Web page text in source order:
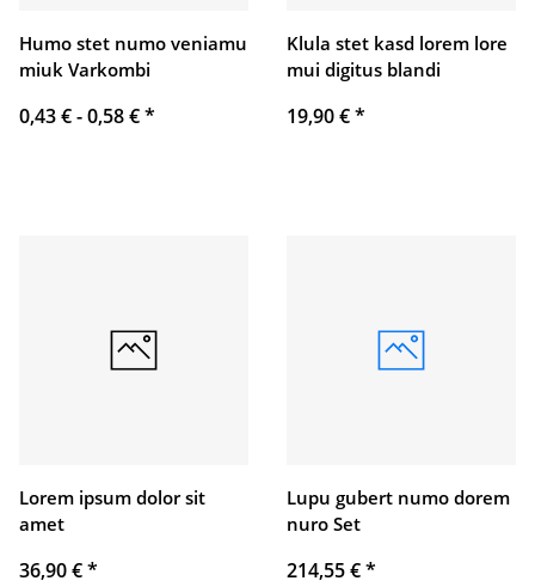
Humo stet numo veniamu
miuk Varkombi
0,43 € -0,58 €*
Klula stet kasd lorem lore
mui digitus blandi
19,90 €*
Lorem ipsum dolor sit
amet
36,90 €*
Lupu gubert numo dorem
nuro Set
214,55 €*